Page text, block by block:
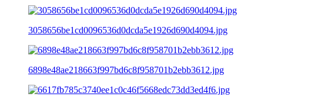
3058656be1cd0096536d0dcda5e1926d690d4094.jpg
6898e48ae218663f997bd6c8f958701b2ebb3612.jpg